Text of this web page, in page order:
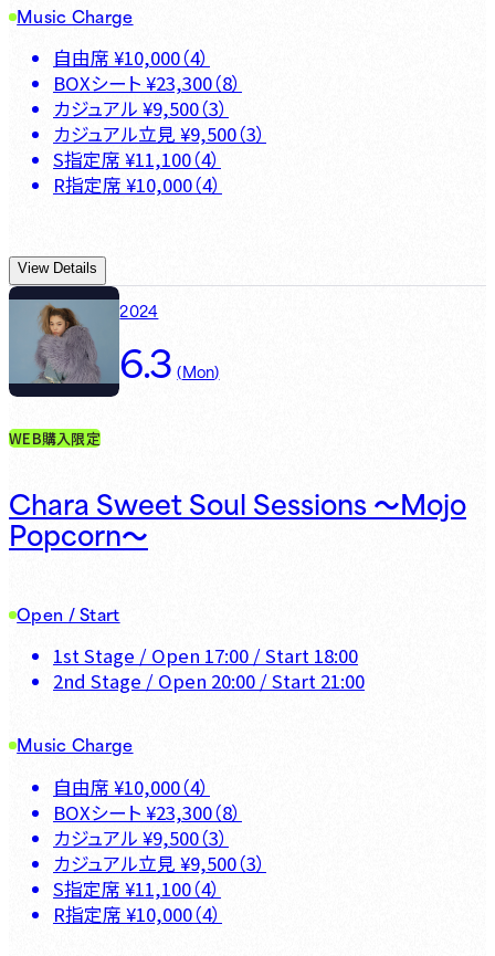
Music Charge
自由席 ¥10,000（4）
BOXシート ¥23,300（8）
カジュアル ¥9,500（3）
カジュアル立見 ¥9,500（3）
S指定席 ¥11,100（4）
R指定席 ¥10,000（4）
View Details
2024
6.3 (Mon)
WEB購入限定
Chara Sweet Soul Sessions 〜Mojo
Popcorn〜
Open / Start
1st Stage / Open 17:00 / Start 18:00
2nd Stage / Open 20:00 / Start 21:00
Music Charge
自由席 ¥10,000（4）
BOXシート ¥23,300（8）
カジュアル ¥9,500（3）
カジュアル立見 ¥9,500（3）
S指定席 ¥11,100（4）
R指定席 ¥10,000（4）